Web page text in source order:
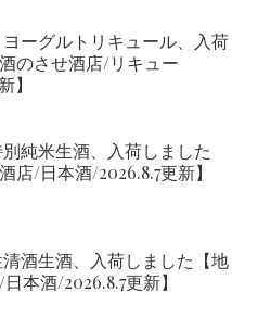
ヨーグルトリキュール、入荷
のさせ酒店/リキュー
】
純米生酒、入荷しました
店/日本酒/2026.8.7更新】
酒生酒、入荷しました【地
本酒/2026.8.7更新】